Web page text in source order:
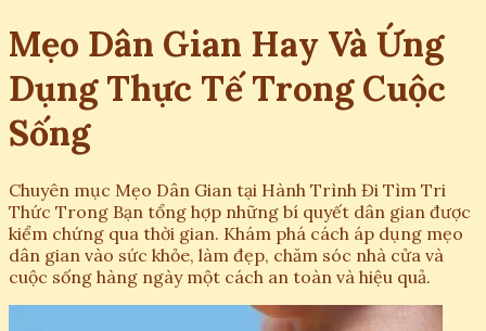
Mẹo Dân Gian Hay Và Ứng
Dụng Thực Tế Trong Cuộc
Sống
Chuyên mục Mẹo Dân Gian tại Hành Trình Đi Tìm Tri
Thức Trong Bạn tổng hợp những bí quyết dân gian được
kiểm chứng qua thời gian. Khám phá cách áp dụng mẹo
dân gian vào sức khỏe, làm đẹp, chăm sóc nhà cửa và
cuộc sống hàng ngày một cách an toàn và hiệu quả.